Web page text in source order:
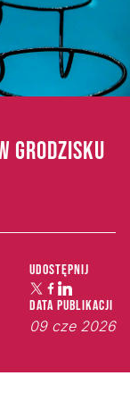
GRODZISKU
Udostępnij
Data publikacji
09 cze 2026